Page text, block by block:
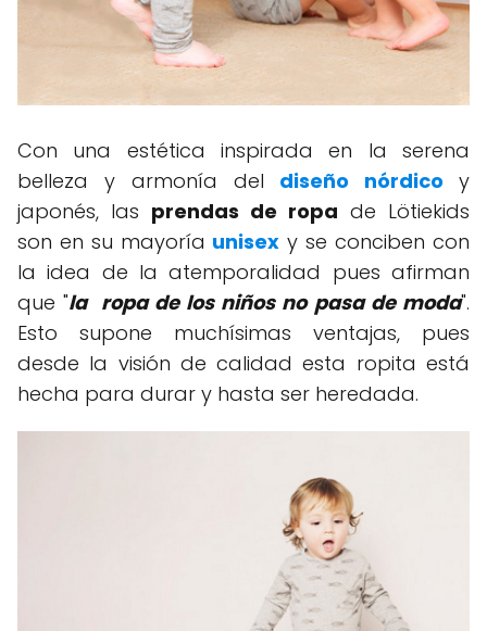
Con una estética inspirada en la serena
belleza y armonía del diseño nórdico
y
japonés, las prendas de ropa de Lötiekids
son en su mayoría unisex y se conciben con
la idea de la atemporalidad pues afirman
que "la ropa de los niños no pasa de moda".
Esto supone muchísimas ventajas, pues
desde la visión de calidad esta ropita está
hecha para durar y hasta ser heredada.